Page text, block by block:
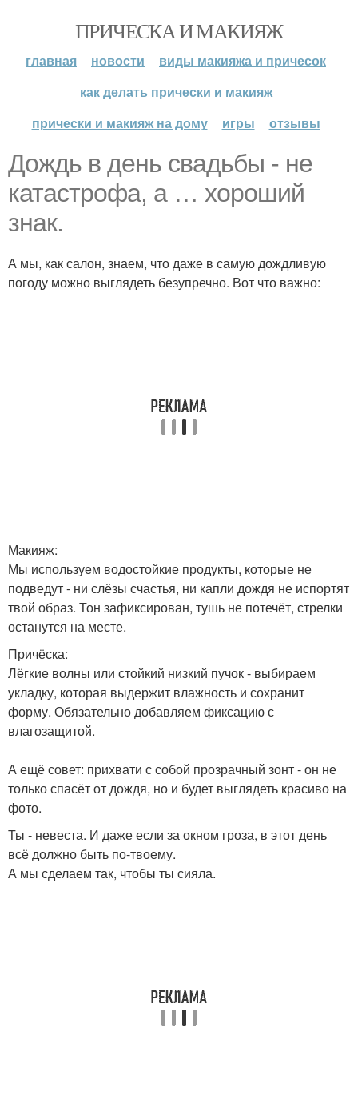
ПРИЧЕСКА И МАКИЯЖ
главная новости
виды макияжа и причесок
как делать прически и макияж
прически и макияж на дому
игры отзывы
Дождь в день свадьбы - не
катастрофа, а … хороший
знак.
А мы, как салон, знаем, что даже в самую дождливую
погоду можно выглядеть безупречно. Вот что важно:
Макияж:
Мы используем водостойкие продукты, которые не
подведут - ни слёзы счастья, ни капли дождя не испортят
твой образ. Тон зафиксирован, тушь не потечёт, стрелки
останутся на месте.
Причёска:
Лёгкие волны или стойкий низкий пучок - выбираем
укладку, которая выдержит влажность и сохранит
форму. Обязательно добавляем фиксацию с
влагозащитой.
А ещё совет: прихвати с собой прозрачный зонт - он не
только спасёт от дождя, но и будет выглядеть красиво на
фото.
Ты - невеста. И даже если за окном гроза, в этот день
всё должно быть по-твоему.
А мы сделаем так, чтобы ты сияла.